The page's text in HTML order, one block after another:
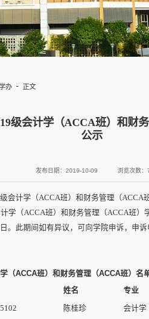
办 正文
级会计学（ACCA班）和财
公示
发布日期：2019-10-09 浏览次数：
会计学（ACCA班）和财务管理（ACCA
学（ACCA班）和财务管理（ACCA班）
。此期间如有异议，可向学院申诉，申
（ACCA班）和财务管理（ACCA班）名
姓名 专业
陈桂珍 会计学